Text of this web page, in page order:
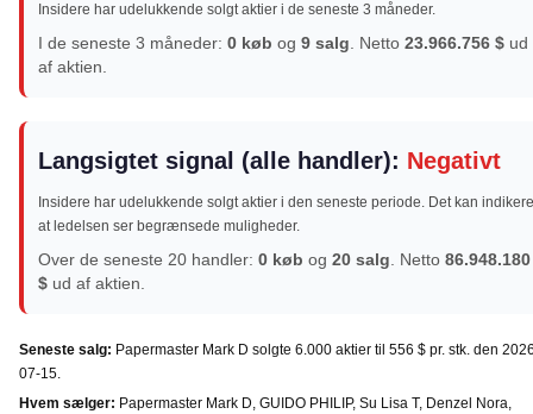
Insidere har udelukkende solgt aktier i de seneste 3 måneder.
I de seneste 3 måneder: 0 køb og 9 salg. Netto 23.966.756 $ ud
af aktien.
Langsigtet signal (alle handler): Negativt
Insidere har udelukkende solgt aktier i den seneste periode. Det kan
at ledelsen ser begrænsede muligheder.
Over de seneste 20 handler: 0 køb og 20 salg. Netto 86.948.180
$ ud af aktien.
Seneste salg: Papermaster Mark D solgte 6.000 aktier til 556 $ pr. stk. den
07-15.
Hvem sælger: Papermaster Mark D, GUIDO PHILIP, Su Lisa T, Denzel Nora,